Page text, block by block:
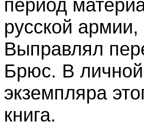
период
русской
Выправлял
Брюс. В
экземпляра
книга.